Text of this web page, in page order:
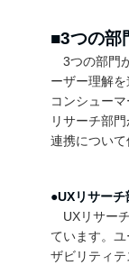
■3つの部
3つの部門
ーザー理解
コンシュー
リサーチ部
連携について
●UXリサーチ
UXリサー
ています。
ザビリティ